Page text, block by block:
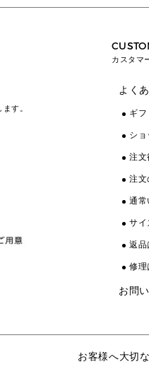
す。
カスタマ
よく
ギ
シ
注文
注文
通常
サイ
返品
修理
お問
お客様へ大切